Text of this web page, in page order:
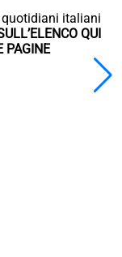
italiani
QUI
PAGINE